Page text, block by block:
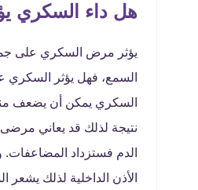
هل داء السكري
يؤثر مرض السكري على
السمع، فهل يؤثر السكري
السكري يمكن أن يضعف
نتيجة لذلك قد يعاني
الدم فستزداد
الأذن الداخلية لذلك